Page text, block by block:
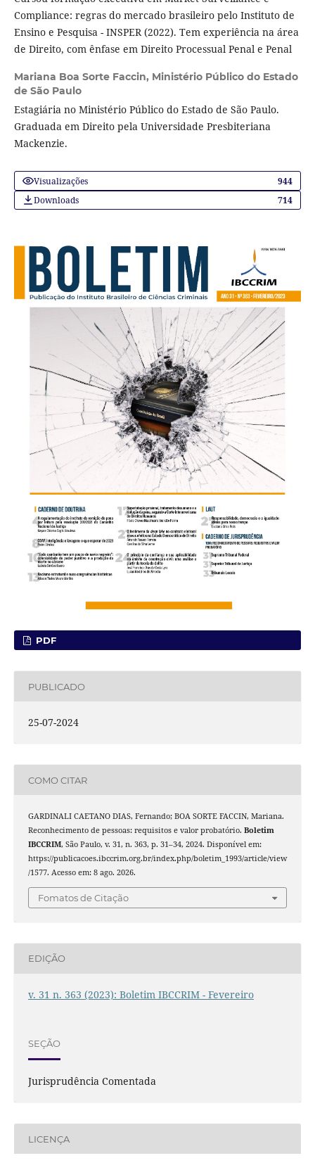
Compliance: regras do mercado brasileiro pelo Instituto de
Ensino e Pesquisa - INSPER (2022). Tem experiência na área
de Direito, com ênfase em Direito Processual Penal e Penal
Mariana Boa Sorte Faccin, Ministério Público do Estado
de São Paulo
Estagiária no Ministério Público do Estado de São Paulo.
Graduada em Direito pela Universidade Presbiteriana
Mackenzie.
Visualizações
944
Downloads
714
PDF
PUBLICADO
25-07-2024
COMO CITAR
GARDINALI CAETANO DIAS, Fernando; BOA SORTE FACCIN, Mariana.
Reconhecimento de pessoas: requisitos e valor probatório. Boletim
IBCCRIM, São Paulo, v. 31, n. 363, p. 31–34, 2024. Disponível em:
https://publicacoes.ibccrim.org.br/index.php/boletim_1993/article/view
/1577. Acesso em: 8 ago. 2026.
Fomatos de Citação
EDIÇÃO
v. 31 n. 363 (2023): Boletim IBCCRIM - Fevereiro
SEÇÃO
Jurisprudência Comentada
LICENÇA